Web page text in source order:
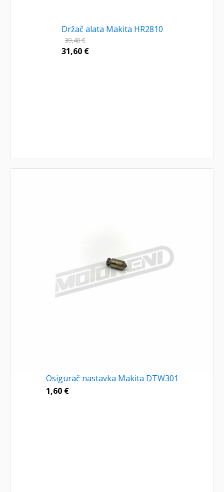
Držač alata Makita HR2810
39,40€
31,60 €
Osigurač nastavka Makita DTW301
1,60 €